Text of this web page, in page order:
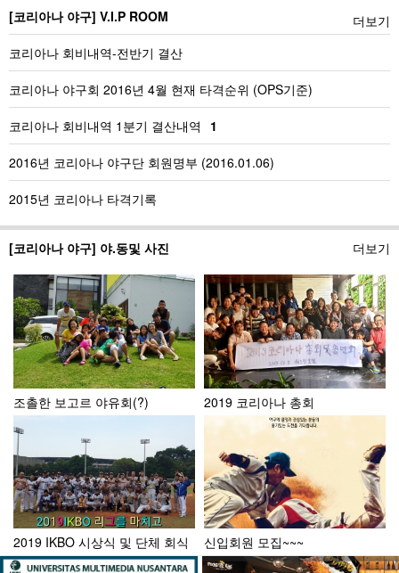
[코리아나 야구] V.I.P ROOM
코리아나 회비내역-전반기 결산
코리아나 야구회 2016년 4월 현재 타격순위 (OPS기준)
코리아나 회비내역 1분기 결산내역 1
2016년 코리아나 야구단 회원명부 (2016.01.06)
2015년 코리아나 타격기록
더보기
[코리아나 야구] 야.동및 사진 더보기
조촐한 보고르 야유회(?) 2019 코리아나 총회
2019 IKBO 시상식 및 단체 회식 신입회원 모집~~~